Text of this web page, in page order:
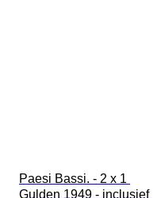
Paesi Bassi. - 2 x 1
Gulden 1949 - inclusief